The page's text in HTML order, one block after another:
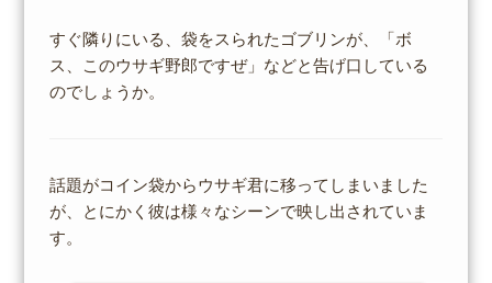
すぐ隣りにいる、袋をスられたゴブリンが、「ボ
ス、このウサギ野郎ですぜ」などと告げ口している
のでしょうか。
話題がコイン袋からウサギ君に移ってしまいました
が、とにかく彼は様々なシーンで映し出されていま
す。